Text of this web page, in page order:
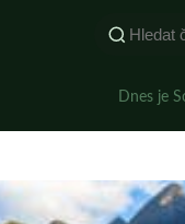
Dnes je